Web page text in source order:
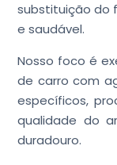
substituição do
e saudável.
Nosso foco é
de carro com
específicos,
qualidade do
duradouro.